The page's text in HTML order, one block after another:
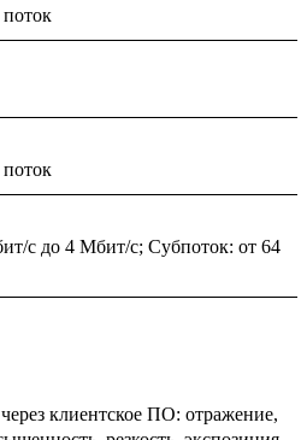
с до 4 Мбит/с; Субпоток: от 64
клиентское ПО: отражение,